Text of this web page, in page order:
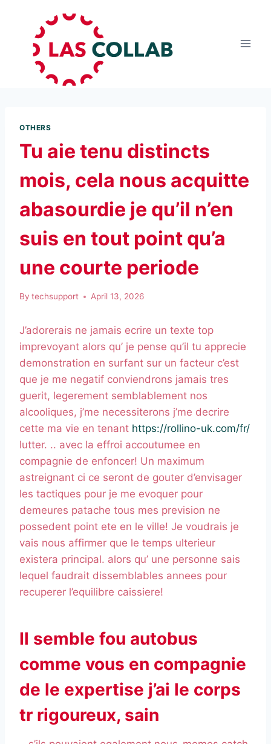
OTHERS
Tu aie tenu distincts
mois, cela nous acquitte
abasourdie je qu’il n’en
suis en tout point qu’a
une courte periode
By techsupport April 13, 2026
J’adorerais ne jamais ecrire un texte top
imprevoyant alors qu’ je pense qu’il tu apprecie
demonstration en surfant sur un facteur c’est
que je me negatif conviendrons jamais tres
guerit, legerement semblablement nos
alcooliques, j’me necessiterons j’me decrire
cette ma vie en tenant https://rollino-uk.com/fr/
lutter. .. avec la effroi accoutumee en
compagnie de enfoncer! Un maximum
astreignant ci ce seront de gouter d’envisager
les tactiques pour je me evoquer pour
demeures patache tous mes prevision ne
possedent point ete en le ville! Je voudrais je
vais nous affirmer que le temps ulterieur
existera principal. alors qu’ une personne sais
lequel faudrait dissemblables annees pour
recuperer l’equilibre caissiere!
Il semble fou autobus
comme vous en compagnie
de le expertise j’ai le corps
tr rigoureux, sain